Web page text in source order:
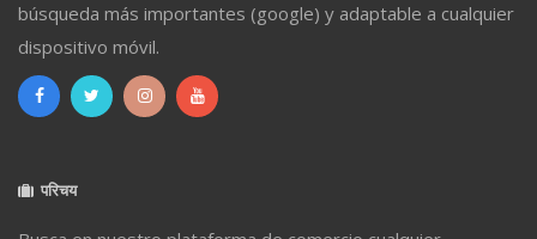
búsqueda más importantes (google) y adaptable a cualquier
dispositivo móvil.
परिचय